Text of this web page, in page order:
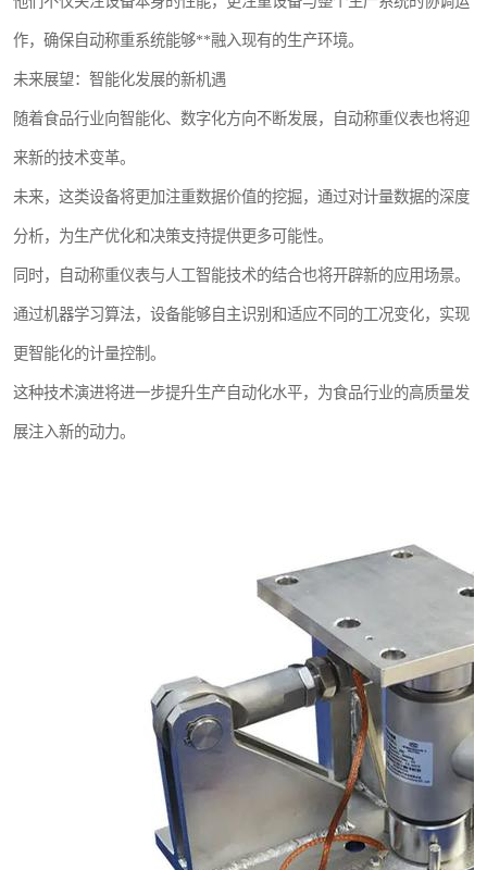
作，确保自动称重系统能够**融入现有的生产环境。
未来展望：智能化发展的新机遇
随着食品行业向智能化、数字化方向不断发展，自动称重仪表也将迎
来新的技术变革。
未来，这类设备将更加注重数据价值的挖掘，通过对计量数据的深度
分析，为生产优化和决策支持提供更多可能性。
同时，自动称重仪表与人工智能技术的结合也将开辟新的应用场景。
通过机器学习算法，设备能够自主识别和适应不同的工况变化，实现
更智能化的计量控制。
这种技术演进将进一步提升生产自动化水平，为食品行业的高质量发
展注入新的动力。